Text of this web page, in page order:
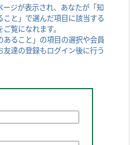
ージが表示され、あなたが「知
こと」で選んだ項目に該当する
覧になれます。
あること」の項目の選択や会員
友達の登録もログイン後に行う